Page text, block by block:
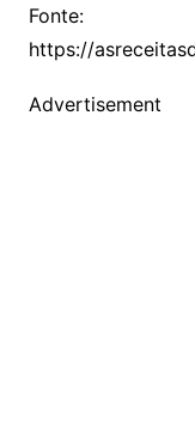
Fonte:
https://
Advertisement